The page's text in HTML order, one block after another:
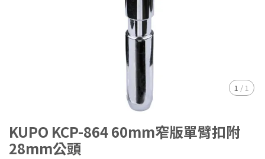
1 / 1
KUPO KCP-864 60mm窄版單臂扣附
28mm公頭